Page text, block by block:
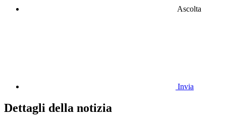
Ascolta
Invia
Dettagli della notizia